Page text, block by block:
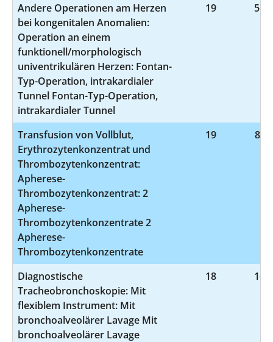
Andere Operationen am Herzen
bei kongenitalen Anomalien:
Operation an einem
funktionell/morphologisch
univentrikulären Herzen: Fontan-
Typ-Operation, intrakardialer
Tunnel Fontan-Typ-Operation,
intrakardialer Tunnel
19 5-
Transfusion von Vollblut,
Erythrozytenkonzentrat und
Thrombozytenkonzentrat:
Apherese-
Thrombozytenkonzentrat: 2
Apherese-
Thrombozytenkonzentrate 2
Apherese-
Thrombozytenkonzentrate
19 8-
Diagnostische
Tracheobronchoskopie: Mit
flexiblem Instrument: Mit
bronchoalveolärer Lavage Mit
bronchoalveolärer Lavage
18 1-